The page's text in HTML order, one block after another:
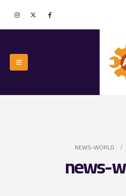
NEWS-WORLD
news-